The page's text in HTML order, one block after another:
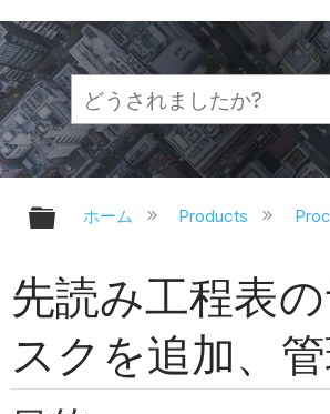
グローバル階層を展
ホーム Products
先読み工程表
スクを追加、